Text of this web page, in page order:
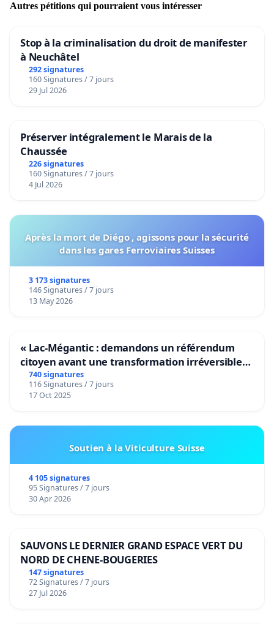
Autres pétitions qui pourraient vous intéresser
Stop à la criminalisation du droit de manifester
à Neuchâtel
292 signatures
160 Signatures / 7 jours
29 Jul 2026
Préserver intégralement le Marais de la
Chaussée
226 signatures
160 Signatures / 7 jours
4 Jul 2026
Après la mort de Diégo , agissons pour la sécurité
dans les gares Ferroviaires Suisses
3 173 signatures
146 Signatures / 7 jours
13 May 2026
« Lac-Mégantic : demandons un référendum
citoyen avant une transformation irréversible
de notre territoire »
740 signatures
116 Signatures / 7 jours
17 Oct 2025
Soutien à la Viticulture Suisse
4 105 signatures
95 Signatures / 7 jours
30 Apr 2026
SAUVONS LE DERNIER GRAND ESPACE VERT DU
NORD DE CHENE-BOUGERIES
147 signatures
72 Signatures / 7 jours
27 Jul 2026